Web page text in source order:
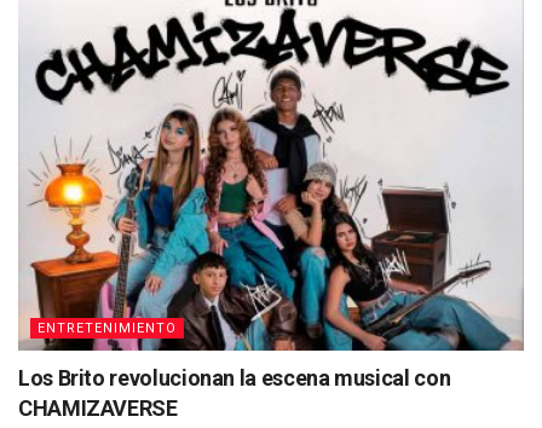
ENTRETENIMIENTO
Los Brito revolucionan la escena musical con
CHAMIZAVERSE